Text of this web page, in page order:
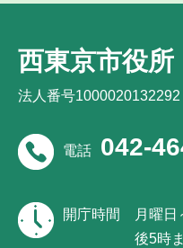
西東京市役所
法人番号1000020132292
電話 042-
開庁時間
月曜
後5時